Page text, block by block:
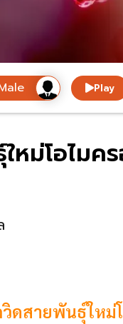
Play
หม่โอไมค
ดสายพันธุ์ให